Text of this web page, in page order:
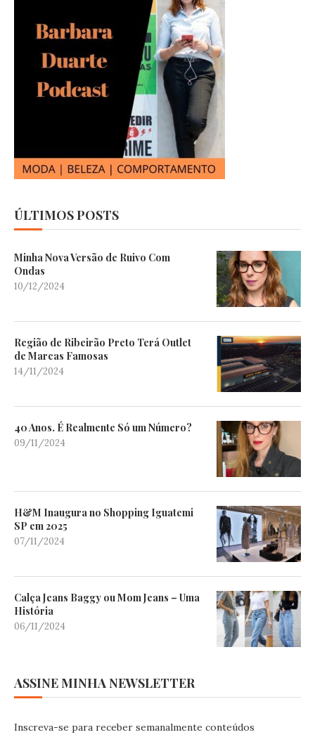
ÚLTIMOS POSTS
Minha Nova Versão de Ruivo Com
Ondas
10/12/2024
Região de Ribeirão Preto Terá Outlet
de Marcas Famosas
14/11/2024
40 Anos. É Realmente Só um Número?
09/11/2024
H&M Inaugura no Shopping Iguatemi
SP em 2025
07/11/2024
Calça Jeans Baggy ou Mom Jeans – Uma
História
06/11/2024
ASSINE MINHA NEWSLETTER
Inscreva-se para receber semanalmente conteúdos